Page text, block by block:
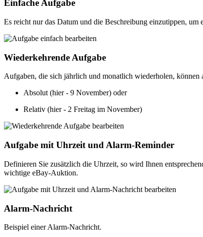
Einfache Aufgabe
Es reicht nur das Datum und die Beschreibung einzutippen,
Wiederkehrende Aufgabe
Aufgaben, die sich jährlich und monatlich wiederholen,
Absolut (hier - 9 November) oder
Relativ (hier - 2 Freitag im November)
Aufgabe mit Uhrzeit und Alarm-Reminder
Definieren Sie zusätzlich die Uhrzeit, so wird Ihnen
wichtige eBay-Auktion.
Alarm-Nachricht
Beispiel einer Alarm-Nachricht.